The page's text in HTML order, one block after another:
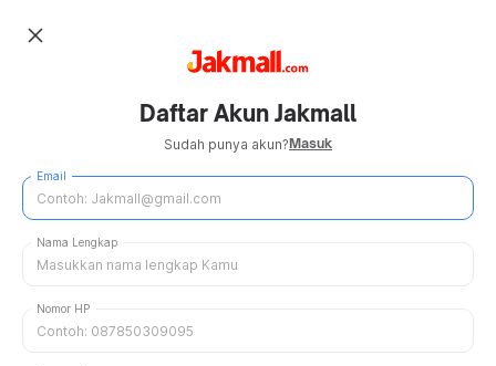
close
Daftar Akun Jakmall
Sudah punya akun?Masuk
Email
Nama Lengkap
Nomor HP